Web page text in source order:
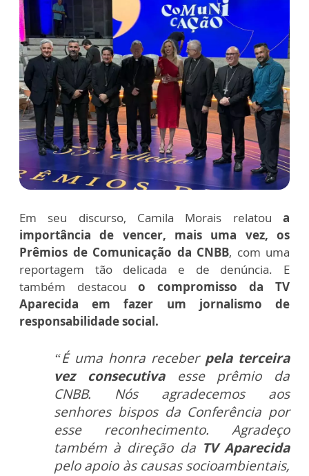
Em seu discurso, Camila Morais relatou a
importância de vencer, mais uma vez, os
Prêmios de Comunicação da CNBB, com uma
reportagem tão delicada e de denúncia. E
também destacou o compromisso da TV
Aparecida em fazer um jornalismo de
responsabilidade social.
“É uma honra receber pela terceira
vez consecutivaesse prêmio da
CNBB. Nós agradecemos aos
senhores bispos da Conferência por
esse reconhecimento. Agradeço
também à direção da TV Aparecida
pelo apoio às causas socioambientais,